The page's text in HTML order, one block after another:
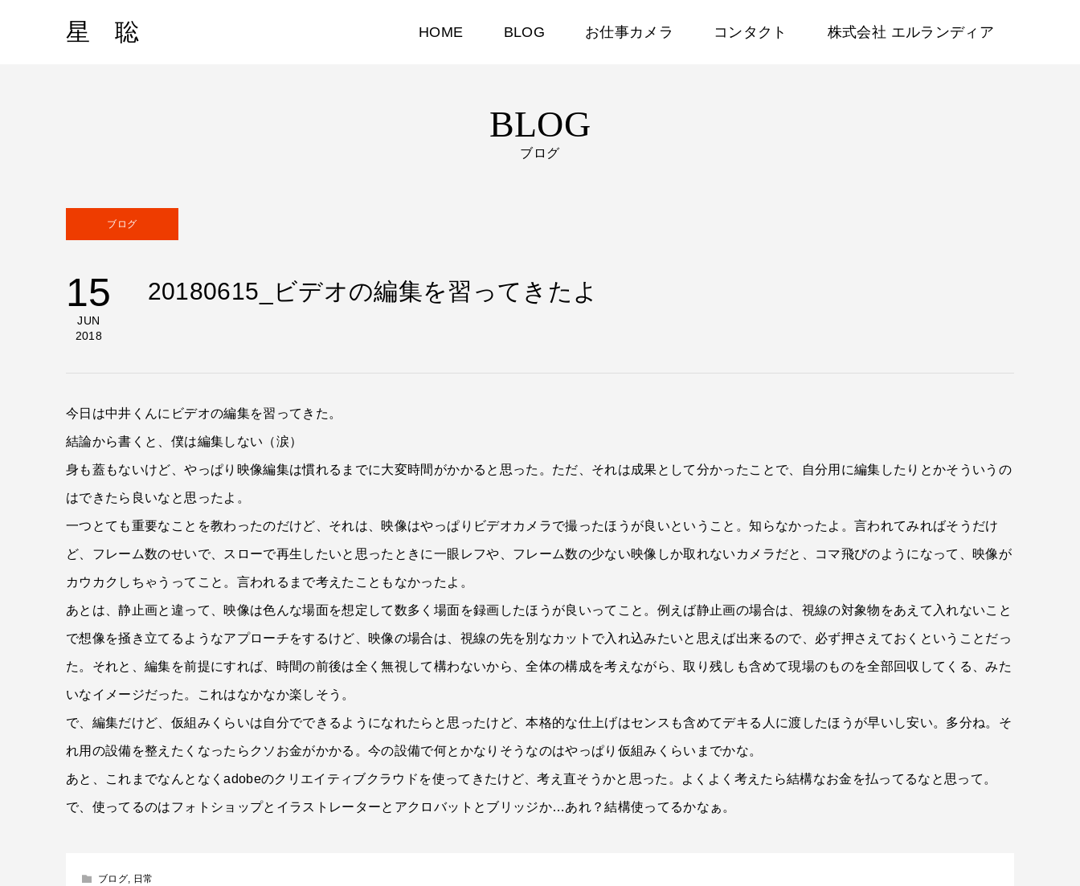
星 聡 HOME BLOG お仕事カメラ コンタクト 株式会社 エルランディア
BLOG
ブログ
ブログ
15
JUN
2018
20180615_ビデオの編集を習ってきたよ
今日は中井くんにビデオの編集を習ってきた。
結論から書くと、僕は編集しない（涙）
身も蓋もないけど、やっぱり映像編集は慣れるまでに大変時間がかかると思った。ただ、それは成果として分かったことで、自分用に編集したりとかそういうの
はできたら良いなと思ったよ。
一つとても重要なことを教わったのだけど、それは、映像はやっぱりビデオカメラで撮ったほうが良いということ。知らなかったよ。言われてみればそうだけ
ど、フレーム数のせいで、スローで再生したいと思ったときに一眼レフや、フレーム数の少ない映像しか取れないカメラだと、コマ飛びのようになって、映像が
カウカクしちゃうってこと。言われるまで考えたこともなかったよ。
あとは、静止画と違って、映像は色んな場面を想定して数多く場面を録画したほうが良いってこと。例えば静止画の場合は、視線の対象物をあえて入れないこと
で想像を掻き立てるようなアプローチをするけど、映像の場合は、視線の先を別なカットで入れ込みたいと思えば出来るので、必ず押さえておくということだっ
た。それと、編集を前提にすれば、時間の前後は全く無視して構わないから、全体の構成を考えながら、取り残しも含めて現場のものを全部回収してくる、みた
いなイメージだった。これはなかなか楽しそう。
で、編集だけど、仮組みくらいは自分でできるようになれたらと思ったけど、本格的な仕上げはセンスも含めてデキる人に渡したほうが早いし安い。多分ね。そ
れ用の設備を整えたくなったらクソお金がかかる。今の設備で何とかなりそうなのはやっぱり仮組みくらいまでかな。
あと、これまでなんとなくadobeのクリエイティブクラウドを使ってきたけど、考え直そうかと思った。よくよく考えたら結構なお金を払ってるなと思って。
で、使ってるのはフォトショップとイラストレーターとアクロバットとブリッジか…あれ？結構使ってるかなぁ。
ブログ, 日常